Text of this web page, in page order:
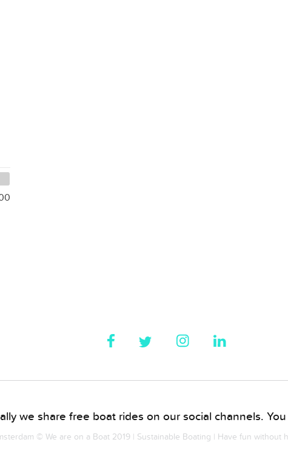
we share free boat rides on our social channels.
© We are on a Boat 2019 | Sustainable Boating | Have fun without